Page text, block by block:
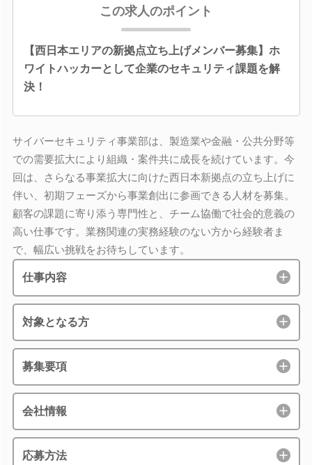
この求人のポイント
【西日本エリアの新拠点立ち上げメンバー募集】ホ
ワイトハッカーとして企業のセキュリティ課題を解
決！
サイバーセキュリティ事業部は、製造業や金融・公共分野等
での需要拡大により組織・案件共に成長を続けています。今
回は、さらなる事業拡大に向けた西日本新拠点の立ち上げに
伴い、初期フェーズから事業創出に参画できる人材を募集。
顧客の課題に寄り添う専門性と、チーム協働で社会的意義の
高い仕事です。業務関連の実務経験のない方から経験者ま
で、幅広い挑戦をお待ちしています。
仕事内容
対象となる方
募集要項
会社情報
応募方法